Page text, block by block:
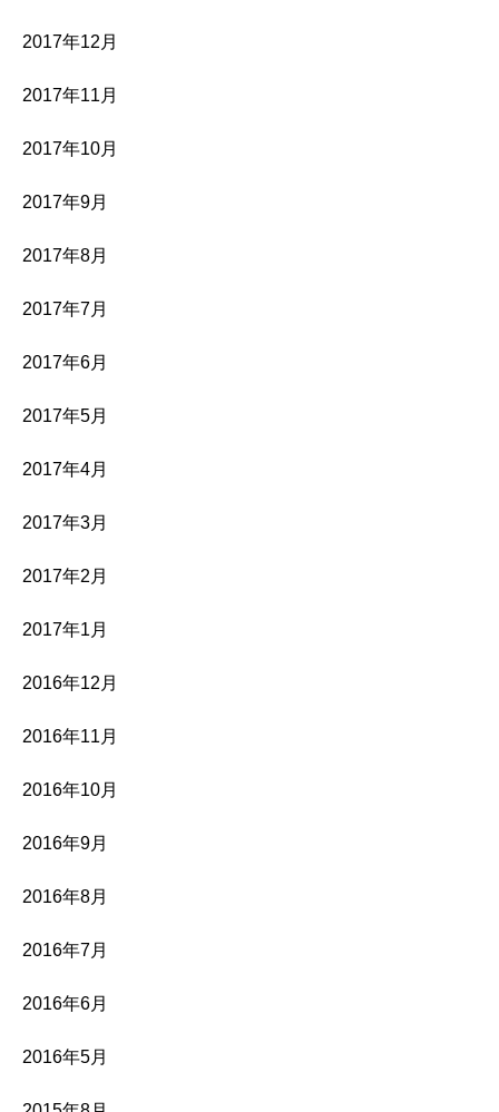
2017年12月
2017年11月
2017年10月
2017年9月
2017年8月
2017年7月
2017年6月
2017年5月
2017年4月
2017年3月
2017年2月
2017年1月
2016年12月
2016年11月
2016年10月
2016年9月
2016年8月
2016年7月
2016年6月
2016年5月